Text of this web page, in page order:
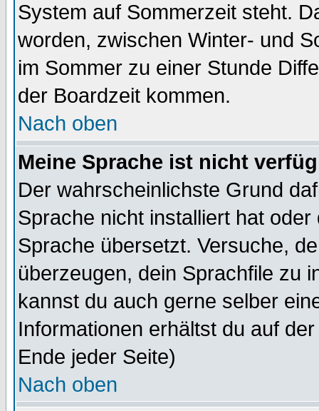
System auf Sommerzeit steht.
worden, zwischen Winter- und
im Sommer zu einer Stunde
der Boardzeit kommen.
Nach oben
Meine Sprache ist nicht
Der wahrscheinlichste Grund
Sprache nicht installiert hat
Sprache übersetzt. Versuche,
überzeugen, dein Sprachfile zu
kannst du auch gerne selber
Informationen erhältst du auf
Ende jeder Seite)
Nach oben